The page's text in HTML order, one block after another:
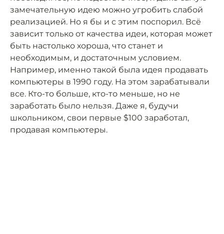
замечательную идею можно угробить слабой
реализацией. Но я бы и с этим поспорил. Всё
зависит только от качества идеи, которая может
быть настолько хороша, что станет и
необходимым, и достаточным условием.
Например, именно такой была идея продавать
компьютеры в 1990 году. На этом зарабатывали
все. Кто-то больше, кто-то меньше, но не
заработать было нельзя. Даже я, будучи
школьником, свои первые $100 заработал,
продавая компьютеры.